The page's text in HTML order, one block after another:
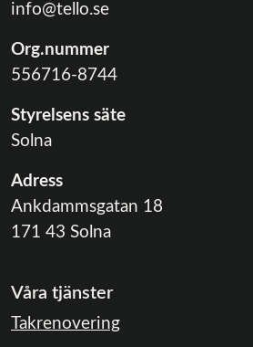
info@tello.se
Org.nummer
556716-8744
Styrelsens säte
Solna
Adress
Ankdammsgatan 18
171 43 Solna
Våra tjänster
Takrenovering